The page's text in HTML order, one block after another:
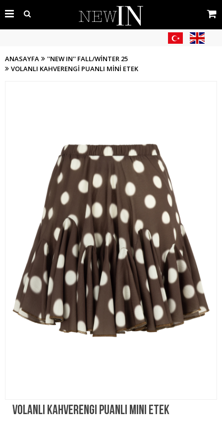
ANASAYFA
''NEW IN'' FALL/WİNTER 25
VOLANLI KAHVERENGI PUANLI MINI ETEK
Volanlı Kahverengi Puanlı Mini Etek